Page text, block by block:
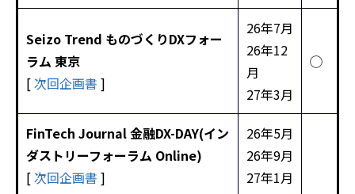
Seizo Trend ものづくりDXフォー
ラム 東京
[次回企画書 ]
26年7月
26年12
月
27年3月
◯
FinTech Journal 金融DX-DAY(イン
ダストリーフォーラム Online)
[次回企画書 ]
26年5月
26年9月
27年1月